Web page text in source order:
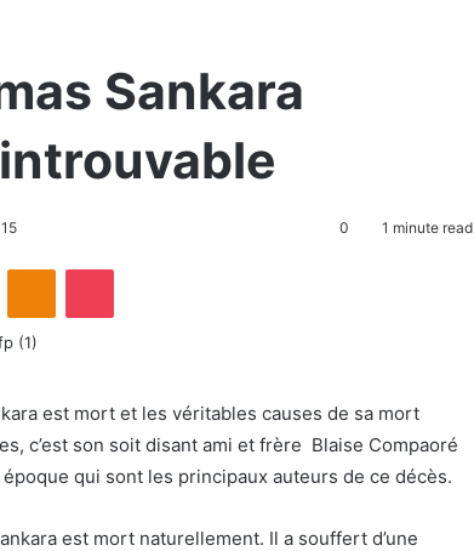
Sankara
0 1 minute read
est mort et les véritables causes de sa mort
c’est son soit disant ami et frère Blaise Compaoré
qui sont les principaux auteurs de ce décès.
est mort naturellement. Il a souffert d’une